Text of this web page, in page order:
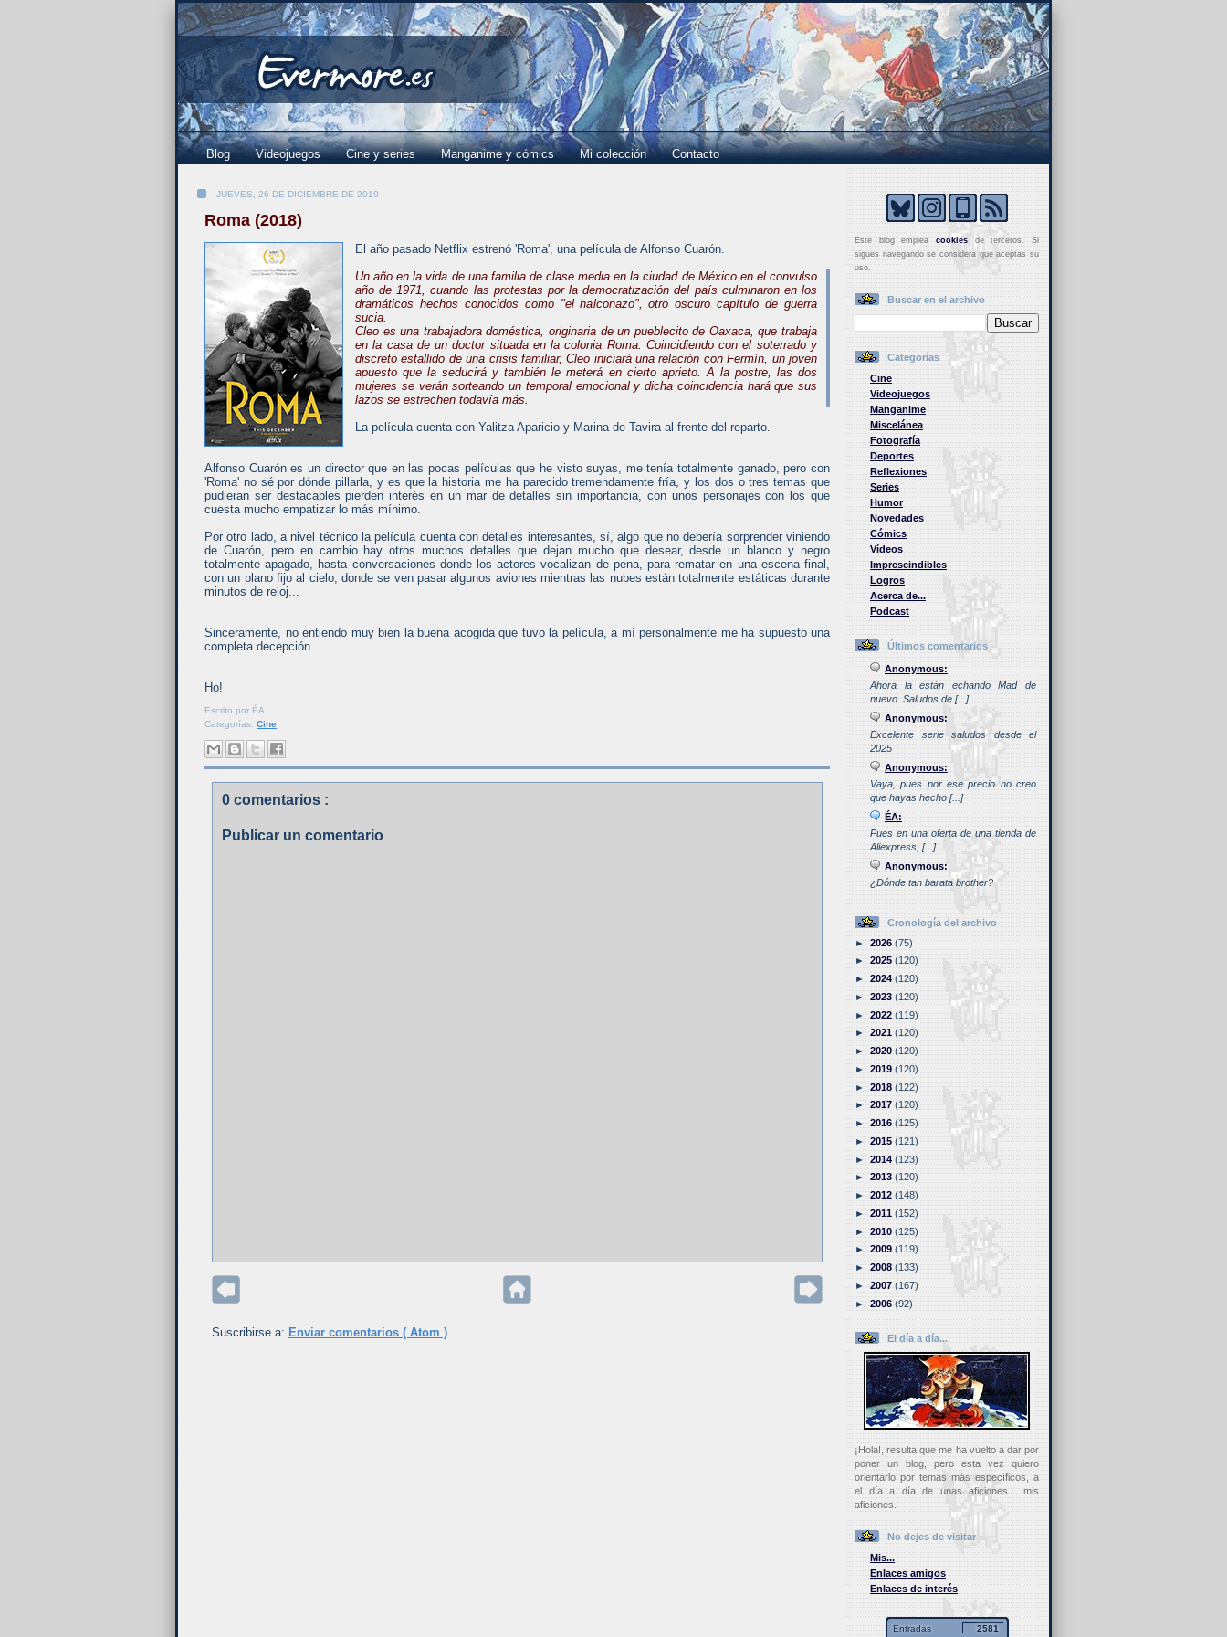
Blog Videojuegos Cine y series Manganime y cómics Mi colección Contacto
JUEVES, 26 DE DICIEMBRE DE 2019
Roma (2018)
El año pasado Netflix estrenó 'Roma', una película de Alfonso Cuarón.
Un año en la vida de una familia de clase media en la ciudad de México en el convulso
año de 1971, cuando las protestas por la democratización del país culminaron en los
dramáticos hechos conocidos como "el halconazo", otro oscuro capítulo de guerra
sucia.
Cleo es una trabajadora doméstica, originaria de un pueblecito de Oaxaca, que trabaja
en la casa de un doctor situada en la colonia Roma. Coincidiendo con el soterrado y
discreto estallido de una crisis familiar, Cleo iniciará una relación con Fermín, un joven
apuesto que la seducirá y también le meterá en cierto aprieto. A la postre, las dos
mujeres se verán sorteando un temporal emocional y dicha coincidencia hará que sus
lazos se estrechen todavía más.
La película cuenta con Yalitza Aparicio y Marina de Tavira al frente del reparto.
Alfonso Cuarón es un director que en las pocas películas que he visto suyas, me tenía totalmente ganado, pero con
'Roma' no sé por dónde pillarla, y es que la historia me ha parecido tremendamente fría, y los dos o tres temas que
pudieran ser destacables pierden interés en un mar de detalles sin importancia, con unos personajes con los que
cuesta mucho empatizar lo más mínimo.
Por otro lado, a nivel técnico la película cuenta con detalles interesantes, sí, algo que no debería sorprender viniendo
de Cuarón, pero en cambio hay otros muchos detalles que dejan mucho que desear, desde un blanco y negro
totalmente apagado, hasta conversaciones donde los actores vocalizan de pena, para rematar en una escena final,
con un plano fijo al cielo, donde se ven pasar algunos aviones mientras las nubes están totalmente estáticas durante
minutos de reloj...
Sinceramente, no entiendo muy bien la buena acogida que tuvo la película, a mí personalmente me ha supuesto una
completa decepción.
Ho!
Escrito por ÉA
Categorías: Cine
0 comentarios :
Publicar un comentario
Suscribirse a: Enviar comentarios ( Atom )
Este blog empleacookies de terceros. Si
sigues navegando se considera que aceptas su
uso.
Buscar en el archivo
Categorías
Cine
Videojuegos
Manganime
Miscelánea
Fotografía
Deportes
Reflexiones
Series
Humor
Novedades
Cómics
Vídeos
Imprescindibles
Logros
Acerca de...
Podcast
Últimos comentarios
Anonymous:
Ahora la están echando Mad de
nuevo. Saludos de [...]
Anonymous:
Excelente serie saludos desde el
2025
Anonymous:
Vaya, pues por ese precio no creo
que hayas hecho [...]
ÉA:
Pues en una oferta de una tienda de
Aliexpress, [...]
Anonymous:
¿Dónde tan barata brother?
Cronología del archivo
►2026(75)
►2025(120)
►2024(120)
►2023(120)
►2022(119)
►2021(120)
►2020(120)
►2019(120)
►2018(122)
►2017(120)
►2016(125)
►2015(121)
►2014(123)
►2013(120)
►2012(148)
►2011(152)
►2010(125)
►2009(119)
►2008(133)
►2007(167)
►2006(92)
El día a día...
¡Hola!, resulta que me ha vuelto a dar por
poner un blog, pero esta vez quiero
orientarlo por temas más específicos, a
el día a día de unas aficiones... mis
aficiones.
No dejes de visitar
Mis...
Enlaces amigos
Enlaces de interés
Entradas 2581